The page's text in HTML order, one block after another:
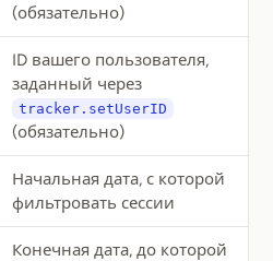
(обязательно)
ID вашего пользователя,
заданный через
tracker.setUserID
(обязательно)
Начальная дата, с которой
фильтровать сессии
Конечная дата, до которой